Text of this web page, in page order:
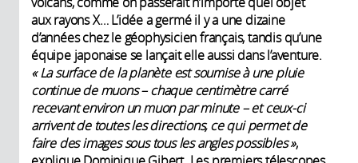
aux rayons X… L’idée a germé il y a une dizaine
d’années chez le géophysicien français, tandis qu’une
équipe japonaise se lançait elle aussi dans l’aventure.
« La surface de la planète est soumise à une pluie
continue de muons – chaque centimètre carré
recevant environ un muon par minute – et ceux-ci
arrivent de toutes les directions, ce qui permet de
faire des images sous tous les angles possibles »,